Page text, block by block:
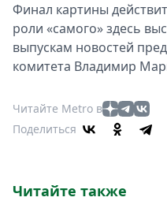
Финал картины
роли «самого» здесь
выпускам новостей
комитета Владимир
Читайте Metro в
Поделиться
Читайте также